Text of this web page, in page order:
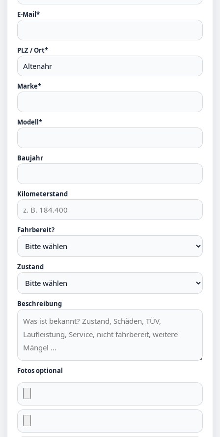
E-Mail*
PLZ / Ort*
Marke*
Modell*
Baujahr
Kilometerstand
Fahrbereit?
Zustand
Beschreibung
Fotos optional